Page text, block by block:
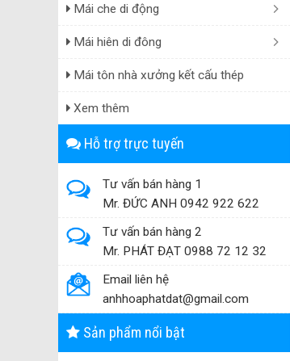
Mái che di động
Mái hiên di đông
Mái tôn nhà xưởng kết cấu thép
Xem thêm
Hỗ trợ trực tuyến
Tư vấn bán hàng 1
Mr. ĐỨC ANH 0942 922 622
Tư vấn bán hàng 2
Mr. PHÁT ĐẠT 0988 72 12 32
Email liên hệ
anhhoaphatdat@gmail.com
Sản phẩm nổi bật